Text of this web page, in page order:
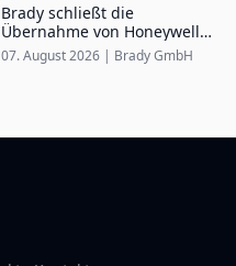
Brady schließt die
Übernahme von Honeywell
PSS im Wert von 1,4
Milliarden Dollar ab
07. August 2026 | Brady GmbH